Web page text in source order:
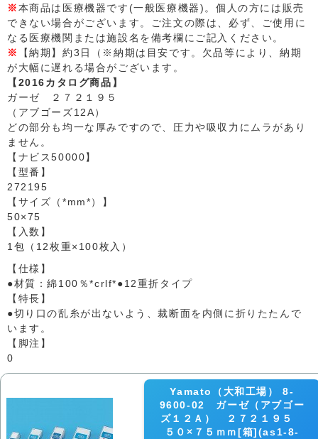
※本商品は医療機器です(一般医療機器)。個人の方には販売
できない場合がございます。ご注文の際は、必ず、ご使用に
なる医療機関または施設名を備考欄にご記入ください。
※
【納期】約3日（※納期は目安です。欠品等により、納期
が大幅に遅れる場合がございます。
【2016カタログ商品】
ガーゼ ２７２１９５
（アブゴーズ12A）
どの部分も均一な厚みですので、圧力や吸収力にムラがあり
ません。
【ナビス50000】
【型番】
272195
【サイズ（*mm*）】
50×75
【入数】
1包（12枚重×100枚入）
【仕様】
●材質：綿100％*crlf*●12重折タイプ
【特長】
●切り口の乱糸が出ないよう、裁断面を内側に折りたたんで
います。
【脚注】
0
Yamato（大和工場） 8-
9600-02 ガーゼ（アブゴー
ズ１２Ａ） ２７２１９５
５０×７５ｍｍ[箱](as1-8-